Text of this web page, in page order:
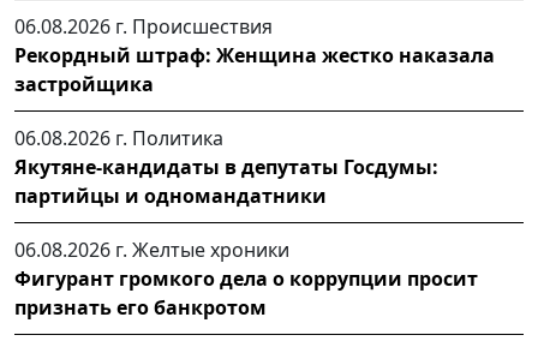
06.08.2026 г. Происшествия
Рекордный штраф: Женщина жестко наказала
застройщика
06.08.2026 г. Политика
Якутяне-кандидаты в депутаты Госдумы:
партийцы и одномандатники
06.08.2026 г. Желтые хроники
Фигурант громкого дела о коррупции просит
признать его банкротом